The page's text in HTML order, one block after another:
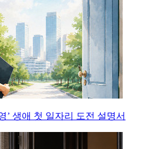
’ 생애 첫 일자리 도전 설명서